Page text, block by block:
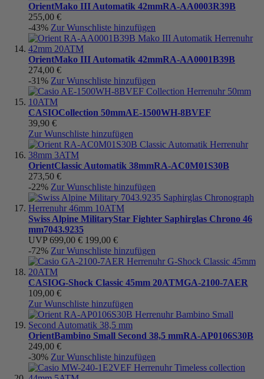
OrientMako III Automatik 42mmRA-AA0003R39B
255,00 €
-43% Zur Wunschliste hinzufügen
OrientMako III Automatik 42mmRA-AA0001B39B
274,00 €
-31% Zur Wunschliste hinzufügen
CASIOCollection 50mmAE-1500WH-8BVEF
39,90 €
Zur Wunschliste hinzufügen
OrientClassic Automatik 38mmRA-AC0M01S30B
273,50 €
-22% Zur Wunschliste hinzufügen
Swiss Alpine MilitaryStar Fighter Saphirglas Chrono 46
mm7043.9235
UVP 699,00 € 199,00 €
-72% Zur Wunschliste hinzufügen
CASIOG-Shock Classic 45mm 20ATMGA-2100-7AER
109,00 €
Zur Wunschliste hinzufügen
OrientBambino Small Second 38,5 mmRA-AP0106S30B
249,00 €
-30% Zur Wunschliste hinzufügen